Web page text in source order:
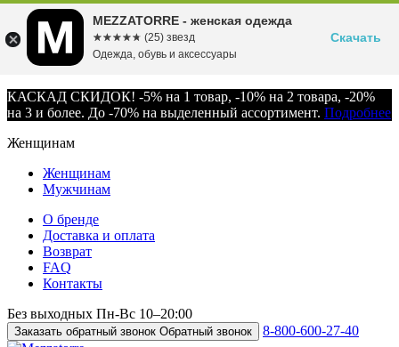
КАСКАД СКИДОК! -5% на 1 товар, -10% на 2 товара, -20%
на 3 и более. До -70% на выделенный ассортимент. Подробнее
Женщинам
Женщинам
Мужчинам
О бренде
Доставка и оплата
Возврат
FAQ
Контакты
Без выходных Пн-Вс 10–20:00
Заказать обратный звонок Обратный звонок 8-800-600-27-40
MEZZATORRE - женская одежда
☆☆☆☆☆
★★★★★ (25) звезд
Одежда, обувь и аксессуары
Скачать